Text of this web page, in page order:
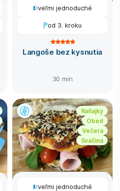
veľmi jednoduché
od 3. kroku
Langoše bez kysnutia
30 min
Raňajky
Obed
Večera
Svačina
veľmi jednoduché